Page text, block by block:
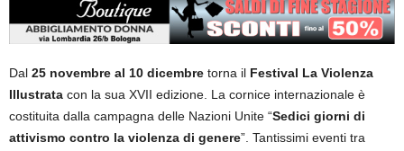
Dal 25 novembre al 10 dicembre torna il Festival La Violenza
Illustrata con la sua XVII edizione. La cornice internazionale è
costituita dalla campagna delle Nazioni Unite “Sedici giorni di
attivismo contro la violenza di genere”. Tantissimi eventi tra